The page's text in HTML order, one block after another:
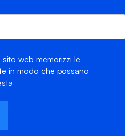
web memorizzi le
in modo che possano